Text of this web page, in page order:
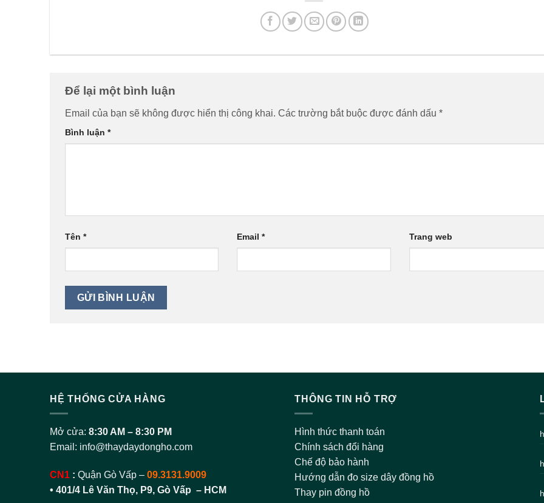
Để lại một bình luận
Email của bạn sẽ không được hiển thị công khai. Các trường bắt buộc được đánh dấu *
Bình luận *
Tên * Email* Trang web
HỆ THỐNG CỬA HÀNG
Mở cửa: 8:30 AM – 8:30 PM
Email: info@thaydaydongho.com
CN1 : Quận Gò Vấp – 09.3131.9009
• 401/4 Lê Văn Thọ, P9, Gò Vấp – HCM
THÔNG TIN HỖ TRỢ
Hình thức thanh toán
Chính sách đổi hàng
Chế độ bảo hành
Hướng dẫn đo size dây đồng hồ
Thay pin đồng hồ